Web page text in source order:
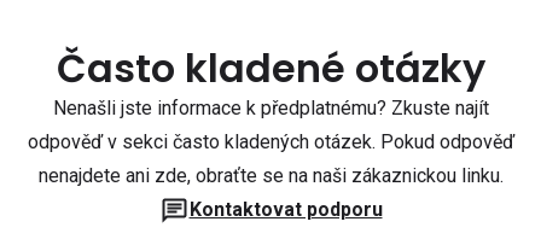
Často kladené otázky
Nenašli jste informace k předplatnému? Zkuste najít
odpověď v sekci často kladených otázek. Pokud odpověď
nenajdete ani zde, obraťte se na naši zákaznickou linku.
Kontaktovat podporu